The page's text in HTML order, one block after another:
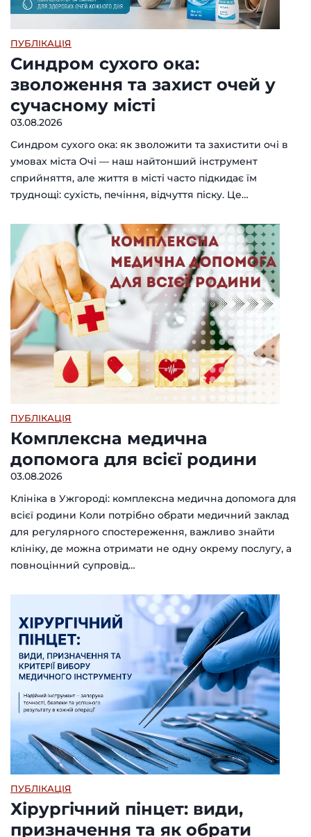
ПУБЛІКАЦІЯ
Синдром сухого ока:
зволоження та захист очей у
сучасному місті
03.08.2026
Синдром сухого ока: як зволожити та захистити очі в
умовах міста Очі — наш найтонший інструмент
сприйняття, але життя в місті часто підкидає їм
труднощі: сухість, печіння, відчуття піску. Це…
ПУБЛІКАЦІЯ
Комплексна медична
допомога для всієї родини
03.08.2026
Клініка в Ужгороді: комплексна медична допомога для
всієї родини Коли потрібно обрати медичний заклад
для регулярного спостереження, важливо знайти
клініку, де можна отримати не одну окрему послугу, а
повноцінний супровід…
ПУБЛІКАЦІЯ
Хірургічний пінцет: види,
призначення та як обрати